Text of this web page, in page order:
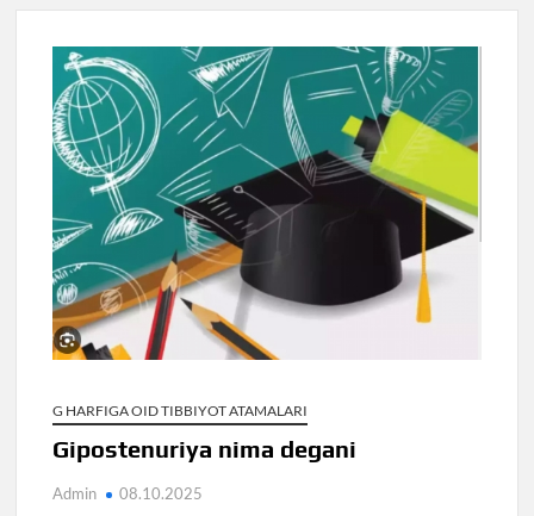
G HARFIGA OID TIBBIYOT ATAMALARI
Gipostenuriya nima degani
Admin 08.10.2025